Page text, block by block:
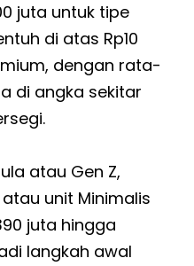
juta untuk tipe
di atas Rp10
dengan rata-
di angka sekitar
atau Gen Z,
unit Minimalis
juta hingga
langkah awal